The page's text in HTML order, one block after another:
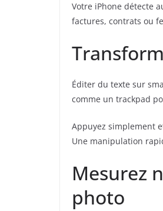
Votre iPhone détecte
factures, contrats ou
Éditer du texte sur
comme un trackpad
Appuyez simplement
Une manipulation
Mesurez
photo